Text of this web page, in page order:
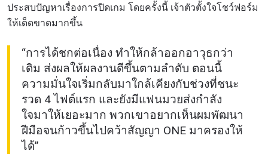
ประสบปัญหาเรื่องการปิดเกม โดยครั้งนี้ เจ้าตัวตั้งใจโชว์ฟอร์ม
ให้เด็ดขาดมากขึ้น
“การได้ชกต่อเนื่อง ทำให้กล้าออกอาวุธกว่า
เดิม ส่งผลให้ผลงานดีขึ้นตามลำดับ ตอนนี้
ความมั่นใจเริ่มกลับมาใกล้เคียงกับช่วงที่ชนะ
รวด 4 ไฟต์แรก และยังมีแฟนมวยส่งกำลัง
ใจมาให้เยอะมาก พวกเขาอยากเห็นผมพัฒนา
ฝีมือจนก้าวขึ้นไปคว้าสัญญา ONE มาครองให้
ได้”